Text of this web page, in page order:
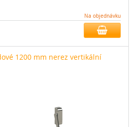
Na objednávku
1200 mm nerez vertikální